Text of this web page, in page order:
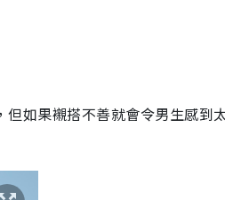
如果襯搭不善就會令男生感到